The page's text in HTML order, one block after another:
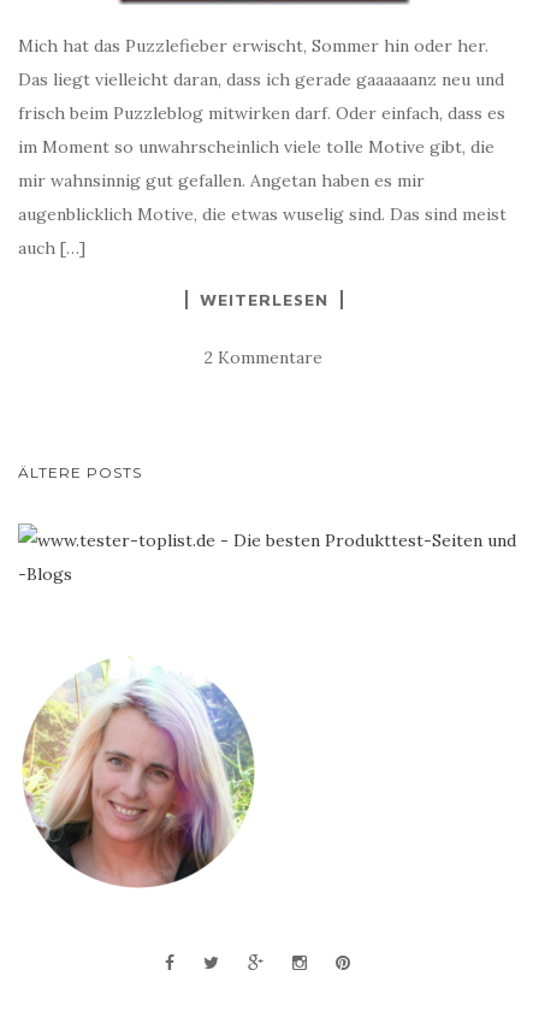
Mich hat das Puzzlefieber erwischt, Sommer hin oder her.
Das liegt vielleicht daran, dass ich gerade gaaaaaanz neu und
frisch beim Puzzleblog mitwirken darf. Oder einfach, dass es
im Moment so unwahrscheinlich viele tolle Motive gibt, die
mir wahnsinnig gut gefallen. Angetan haben es mir
augenblicklich Motive, die etwas wuselig sind. Das sind meist
auch […]
WEITERLESEN
2 Kommentare
BEITRAGS-
ÄLTERE POSTS